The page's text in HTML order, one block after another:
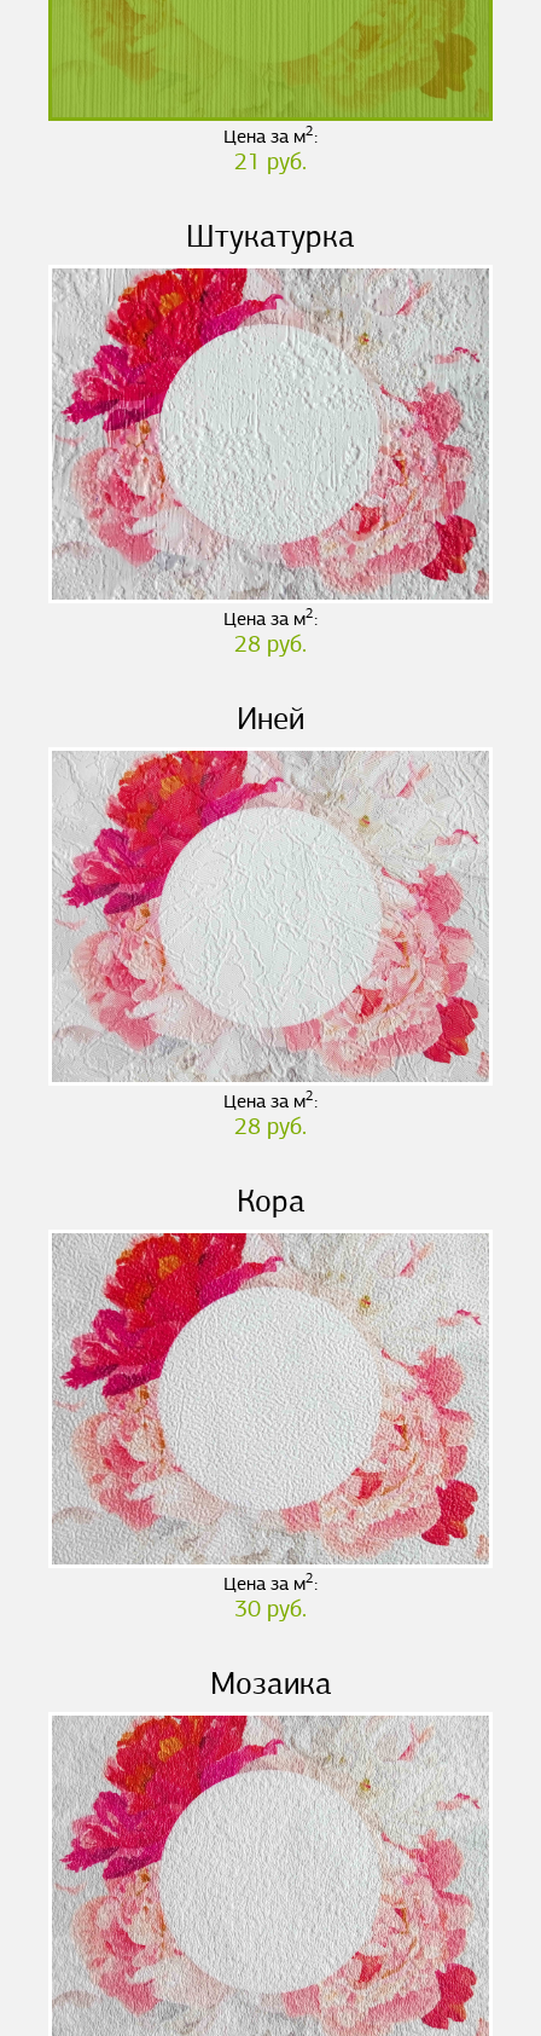
Цена за м2:
21 руб.
Штукатурка
Цена за м2:
28 руб.
Иней
Цена за м2:
28 руб.
Кора
Цена за м2:
30 руб.
Мозаика